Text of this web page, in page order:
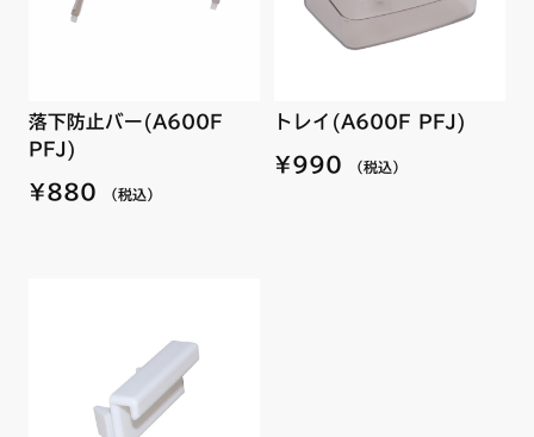
落下防止バー(A600F
PFJ)
¥880 （税込）
トレイ(A600F PFJ)
¥990 （税込）